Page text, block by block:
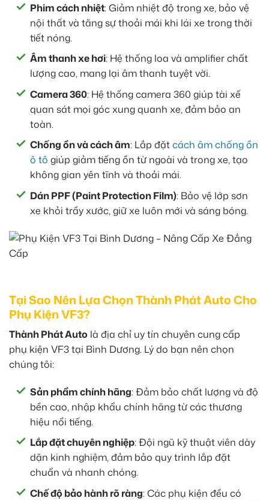
Phim cách nhiệt: Giảm nhiệt độ trong xe, bảo vệ
nội thất và tăng sự thoải mái khi lái xe trong thời
tiết nóng.
Âm thanh xe hơi: Hệ thống loa và amplifier chất
lượng cao, mang lại âm thanh tuyệt vời.
Camera 360: Hệ thống camera 360 giúp tài xế
quan sát mọi góc xung quanh xe, đảm bảo an
toàn.
Chống ồn và cách âm: Lắp đặtcách âm chống ồn
ô tô giúp giảm tiếng ồn từ ngoài và trong xe, tạo
không gian yên tĩnh và thoải mái.
Dán PPF (Paint Protection Film): Bảo vệ lớp sơn
xe khỏi trầy xước, giữ xe luôn mới và sáng bóng.
Tại Sao Nên Lựa Chọn Thành Phát Auto Cho
Phụ Kiện VF3?
Thành Phát Auto là địa chỉ uy tín chuyên cung cấp
phụ kiện VF3 tại Bình Dương. Lý do bạn nên chọn
chúng tôi:
Sản phẩm chính hãng: Đảm bảo chất lượng và độ
bền cao, nhập khẩu chính hãng từ các thương
hiệu nổi tiếng.
Lắp đặt chuyên nghiệp: Đội ngũ kỹ thuật viên dày
dặn kinh nghiệm, đảm bảo quy trình lắp đặt
chuẩn và nhanh chóng.
Chế độ bảo hành rõ ràng: Các phụ kiện đều có